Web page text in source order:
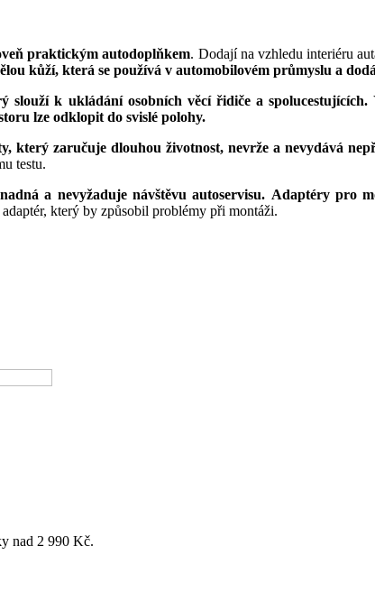
praktickým autodoplňkem. Dodají na vzhledu interiéru
kůží, která se používá v automobilovém průmyslu a
slouží k ukládání osobních věcí řidiče a spolucestujících.
lze odklopit do svislé polohy.
který zaručuje dlouhou životnost, nevrže a nevydává
testu.
a nevyžaduje návštěvu autoservisu. Adaptéry pro
který by způsobil problémy při montáži.
nad 2 990 Kč.